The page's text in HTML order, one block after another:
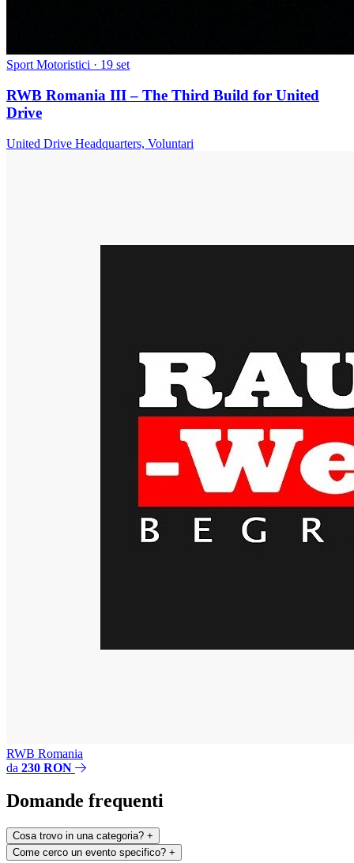
Sport Motoristici · 19 set
RWB Romania III – The Third Build for United
Drive
United Drive Headquarters, Voluntari
RWB Romania
da 230 RON
Domande frequenti
Cosa trovo in una categoria? +
Come cerco un evento specifico? +